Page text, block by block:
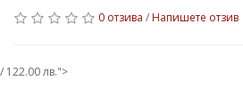
0 отзива / Напишете отзив
/ 122.00 лв.">